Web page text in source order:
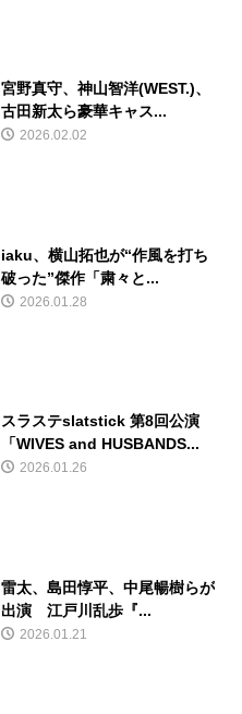
宮野真守、神山智洋(WEST.)、
古田新太ら豪華キャス...
2026.02.02
iaku、横山拓也が“作風を打ち
破った”傑作「粛々と...
2026.01.28
スラステslatstick 第8回公演
「WIVES and HUSBANDS...
2026.01.26
雷太、島田惇平、中尾暢樹らが
出演 江戸川乱歩『...
2026.01.21